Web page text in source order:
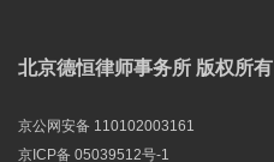
北京德恒律师事务所 版权所有
京公网安备 110102003161
京ICP备 05039512号-1